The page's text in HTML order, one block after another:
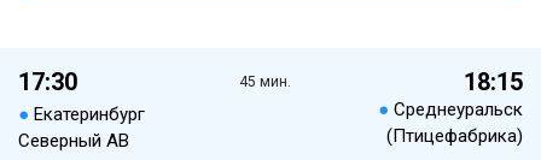
17:30
● Екатеринбург
Северный АВ
45 мин. 18:15
● Среднеуральск
(Птицефабрика)